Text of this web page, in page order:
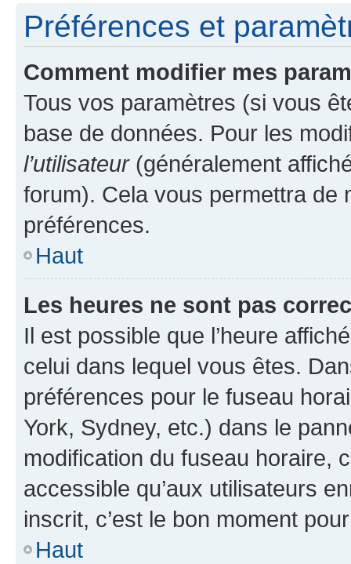
Préférences et
Comment modifier mes
Tous vos paramètres (si vous
base de données. Pour les
l’utilisateur(généralement
forum). Cela vous permettra de
préférences.
Haut
Les heures ne sont pas
Il est possible que l’heure
celui dans lequel vous êtes.
préférences pour le fuseau
York, Sydney, etc.) dans le
modification du fuseau horaire,
accessible qu’aux utilisateurs
inscrit, c’est le bon moment
Haut